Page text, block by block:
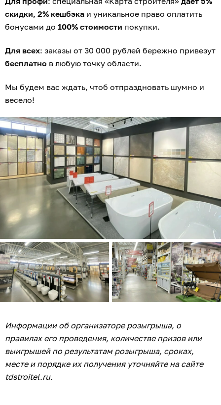
Информации об организаторе розыгрыша, о
выигрышей по результатам розыгрыша, сроках,
месте и порядке их получения уточняйте на сайте
Реклама. ООО «Клинкербуд», ОГРН 1083925027999
3 788 компании и бизнес на правах рекламы 0+
14 2 2
09.08.2026 03:09 Дарья Мошникова
Дети и внуки не могли оторваться и